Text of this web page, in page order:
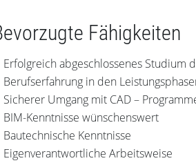
Fähigkeiten
Erfolgreich abgeschlossenes Studium
Berufserfahrung in den
Sicherer Umgang mit CAD –
BIM-Kenntnisse wünschenswert
Bautechnische Kenntnisse
Eigenverantwortliche Arbeitsweise